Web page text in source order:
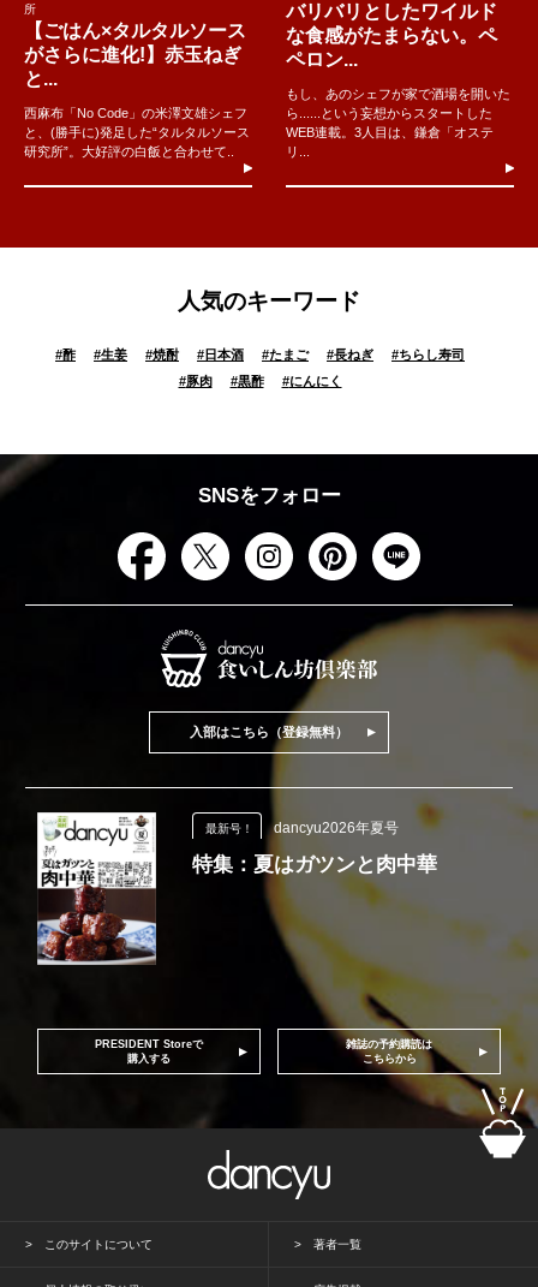
所
【ごはん×タルタルソース
がさらに進化!】赤玉ねぎ
と...
西麻布「No Code」の米澤文雄シェフ
と、(勝手に)発足した“タルタルソース
研究所”。大好評の白飯と合わせて..
バリバリとしたワイルド
な食感がたまらない。ペ
ペロン...
もし、あのシェフが家で酒場を開いた
ら......という妄想からスタートした
WEB連載。3人目は、鎌倉「オステ
リ...
人気のキーワード
#酢 #生姜 #焼酎 # 日本酒 #たまご #長ねぎ #ちらし寿司
#豚肉 #黒酢 #にんにく
SNSをフォロー
入部はこちら（登録無料）
最新号！ dancyu2026年夏号
特集：夏はガツンと肉中華
PRESIDENT Storeで
購入する
雑誌の予約購読は
こちらから
このサイトについて 著者一覧